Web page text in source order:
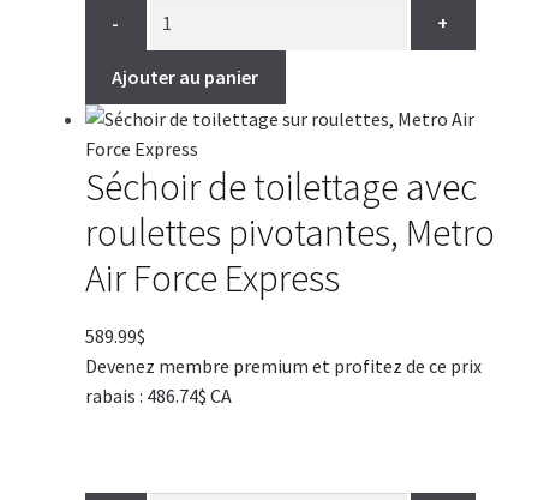
- +
Ajouter au panier
Séchoir de toilettage avec
roulettes pivotantes, Metro
Air Force Express
589.99$
Devenez membre premium et profitez de ce prix
rabais : 486.74$ CA